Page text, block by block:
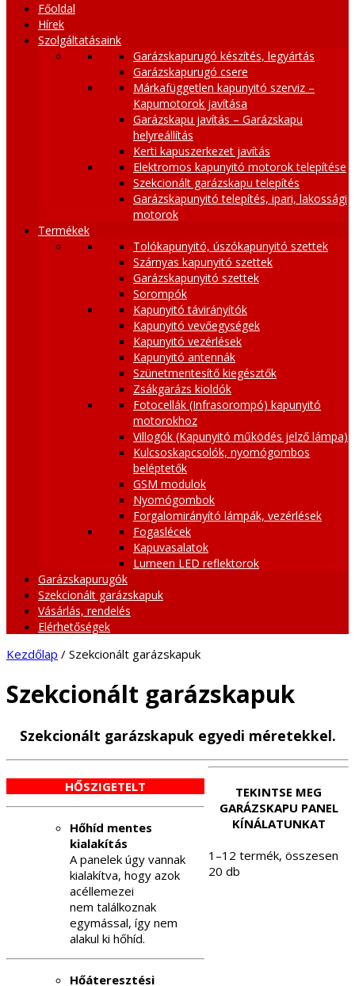
Főoldal
Hírek
Szolgáltatásaink
Garázskapurugó készítés, legyártás
Garázskapurugó csere
Márkafüggetlen kapunyitó szerviz –
Kapumotorok javítása
Garázskapu javítás – Garázskapu
helyreállítás
Kerti kapuszerkezet javítás
Elektromos kapunyitó motorok telepítése
Szekcionált garázskapu telepítés
Garázskapunyitó telepítés, ipari, lakossági
motorok
Termékek
Tolókapunyitó, úszókapunyitó szettek
Szárnyas kapunyitó szettek
Garázskapunyitó szettek
Sorompók
Kapunyitó távirányítók
Kapunyitó vevőegységek
Kapunyitó vezérlések
Kapunyitó antennák
Szünetmentesítő kiegésztők
Zsákgarázs kioldók
Fotocellák (Infrasorompó) kapunyitó
motorokhoz
Villogók (Kapunyitó működés jelző lámpa)
Kulcsoskapcsolók, nyomógombos
beléptetők
GSM modulok
Nyomógombok
Forgalomirányító lámpák, vezérlések
Fogaslécek
Kapuvasalatok
Lumeen LED reflektorok
Garázskapurugók
Szekcionált garázskapuk
Vásárlás, rendelés
Elérhetőségek
Kezdőlap / Szekcionált garázskapuk
Szekcionált garázskapuk
Szekcionált garázskapuk egyedi méretekkel.
HŐSZIGETELT
Hőhíd mentes
kialakítás
A panelek úgy vannak
kialakítva, hogy azok
acéllemezei
nem találkoznak
egymással, így nem
alakul ki hőhíd.
Hőáteresztési
TEKINTSE MEG
GARÁZSKAPU PANEL
KÍNÁLATUNKAT
1–12 termék, összesen
20 db